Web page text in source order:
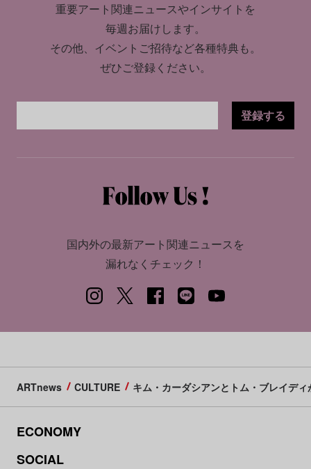
重要アート関連ニュースやインサイトを
毎週お届けします。
その他、イベントご招待など各種特典も。
ぜひご登録ください。
登録する
国内外の最新アート関連ニュースを
漏れなくチェック！
ARTnews CULTURE キム・カーダシアンとトム・ブレイデ
ECONOMY
SOCIAL